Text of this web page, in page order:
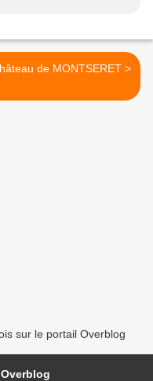
Château de MONTSERET >
sur le portail Overblog